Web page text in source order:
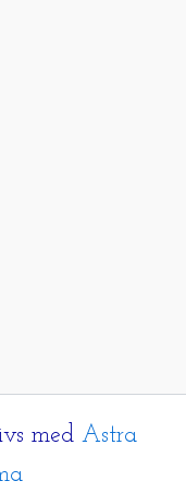
med Astra